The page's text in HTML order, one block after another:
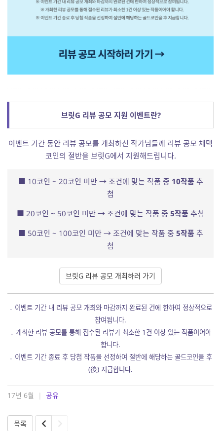
브릿G 리뷰 공모 지원 이벤트란?
이벤트 기간 동안 리뷰 공모를 개최하신 작가님들께 리뷰 공모 채택
코인의 절반을 브릿G에서 지원해드립니다.
■ 10코인 ~ 20코인 미만 → 조건에 맞는 작품 중 10작품 추
첨
■ 20코인 ~ 50코인 미만 → 조건에 맞는 작품 중 5작품 추첨
■ 50코인 ~ 100코인 미만 → 조건에 맞는 작품 중 5작품 추
첨
브릿G 리뷰 공모 개최하러 가기
․ 이벤트 기간 내 리뷰 공모 개최와 마감까지 완료된 건에 한하여 정상적으로
참여됩니다.
․ 개최한 리뷰 공모를 통해 접수된 리뷰가 최소한 1건 이상 있는 작품이어야
합니다.
․ 이벤트 기간 종료 후 당첨 작품을 선정하여 절반에 해당하는 골드코인을 후
(後) 지급합니다.
17년 6월 | 공유
목록